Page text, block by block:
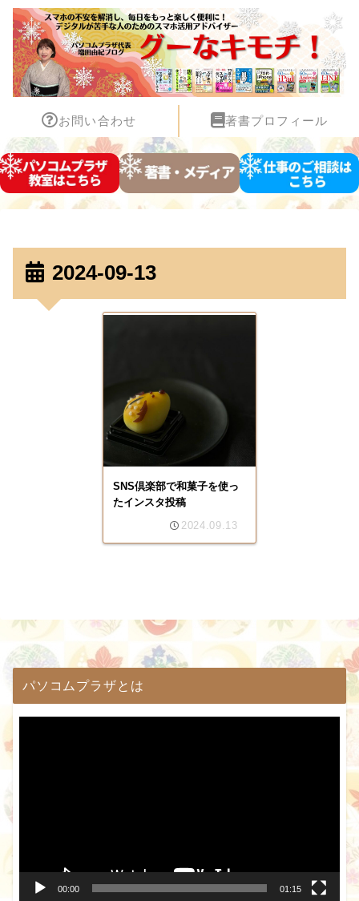
お問い合わせ 著書プロフィール
2024-09-13
SNS倶楽部で和菓子を使っ
たインスタ投稿
2024.09.13
パソコムプラザとは
00:00 01:15